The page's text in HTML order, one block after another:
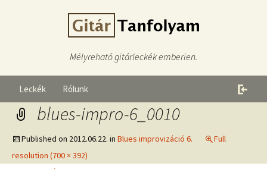
Mélyreható gitárleckék emberien.
Leckék Rólunk
blues-impro-6_0010
Published on 2012.06.22. in Blues improvizáció 6.
Full
resolution (700 × 392)